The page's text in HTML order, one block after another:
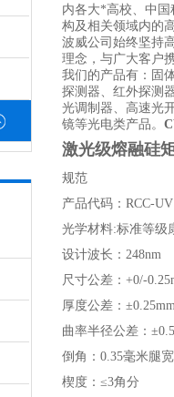
内各大*高校、中
构及相关领域内的
波威公司始终坚持
理念，与广大客户
我们的产品有：固
探测器、红外探测
光调制器、高速光
镜等光电类产品。
激光级熔融硅
规范
产品代码：RCC-UV
光学材料:标准等级
设计波长：248nm
尺寸公差：+0/-
厚度公差：
曲率半径公差：
倒角：0.35毫米腿
楔度：≤3角分